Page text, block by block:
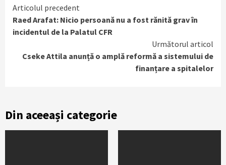
Continue
Reading
Articolul precedent
Raed Arafat: Nicio persoană nu a fost rănită grav în
incidentul de la Palatul CFR
Următorul articol
Cseke Attila anunță o amplă reformă a sistemului de
finanțare a spitalelor
Din aceeași categorie